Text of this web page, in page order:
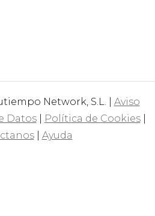
Network, S.L. | Aviso
Datos| Política de Cookies|
| Ayuda